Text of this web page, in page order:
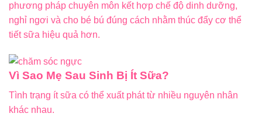
phương pháp chuyên môn kết hợp chế độ dinh dưỡng,
nghỉ ngơi và cho bé bú đúng cách nhằm thúc đẩy cơ thể
tiết sữa hiệu quả hơn.
Vì Sao Mẹ Sau Sinh Bị Ít Sữa?
Tình trạng ít sữa có thể xuất phát từ nhiều nguyên nhân
khác nhau.